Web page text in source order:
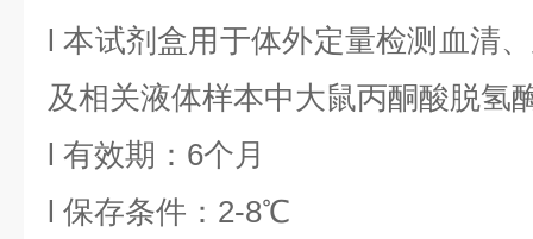
l本试剂盒用于体外定量检测血清
及相关液体样本中大鼠丙酮酸脱氢
l 有效期：6个月
l 保存条件： 2-8℃